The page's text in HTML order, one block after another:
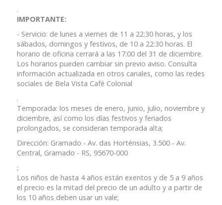
.
IMPORTANTE:
- Servicio: de lunes a viernes de 11 a 22:30 horas, y los
sábados, domingos y festivos, de 10 a 22:30 horas. El
horario de oficina cerrará a las 17:00 del 31 de diciembre.
Los horarios pueden cambiar sin previo aviso. Consulta
información actualizada en otros canales, como las redes
sociales de Bela Vista Café Colonial
.
Temporada: los meses de enero, junio, julio, noviembre y
diciembre, así como los días festivos y feriados
prolongados, se consideran temporada alta;
Dirección: Gramado - Av. das Horténsias, 3.500 - Av.
Central, Gramado - RS, 95670-000
;
Los niños de hasta 4 años están exentos y de 5 a 9 años
el precio es la mitad del precio de un adulto y a partir de
los 10 años deben usar un vale;